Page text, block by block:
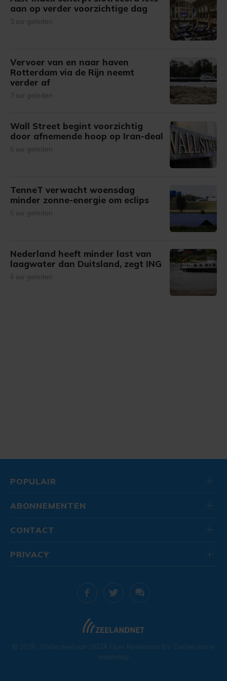
aan op verder voorzichtige dag
3 uur geleden
Vervoer van en naar haven
Rotterdam via de Rijn neemt
verder af
3 uur geleden
Wall Street begint voorzichtig
door afnemende hoop op Iran-deal
5 uur geleden
TenneT verwacht woensdag
minder zonne-energie om eclips
5 uur geleden
Nederland heeft minder last van
laagwater dan Duitsland, zegt ING
6 uur geleden
POPULAIR
ABONNEMENTEN
CONTACT
© 2026 . Onderdeel van DELTA Fiber Nederland B.V. Geniet van je
maandag!
PRIVACY